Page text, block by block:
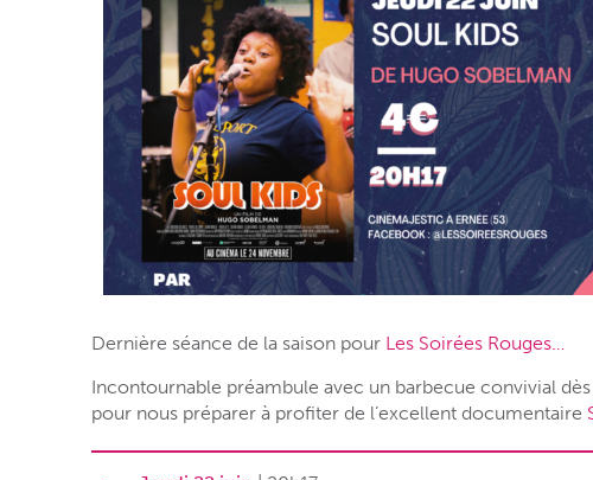
Dernière séance de la saison pour Les Soirées Rouges…
Incontournable préambule avec un barbecue convivial
pour nous préparer à profiter de l’excellent documentaire